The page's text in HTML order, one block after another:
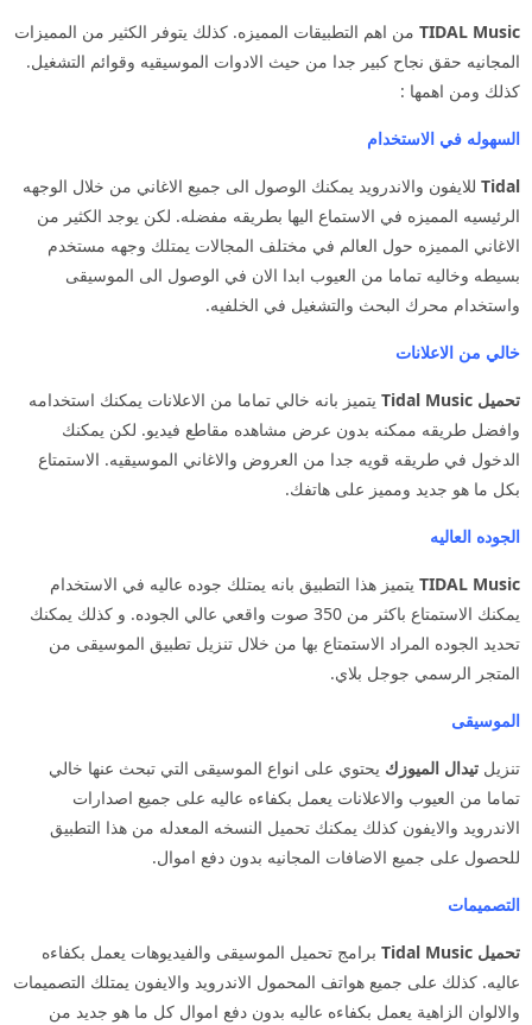
TIDAL Music من اهم التطبيقات المميزه. كذلك يتوفر الكثير من المميزات
المجانيه حقق نجاح كبير جدا من حيث الادوات الموسيقيه وقوائم التشغيل.
كذلك ومن اهمها :
السهوله في الاستخدام
Tidal للايفون والاندرويد يمكنك الوصول الى جميع الاغاني من خلال الوجهه
الرئيسيه المميزه في الاستماع اليها بطريقه مفضله. لكن يوجد الكثير من
الاغاني المميزه حول العالم في مختلف المجالات يمتلك وجهه مستخدم
بسيطه وخاليه تماما من العيوب ابدا الان في الوصول الى الموسيقى
واستخدام محرك البحث والتشغيل في الخلفيه.
خالي من الاعلانات
تحميل Tidal Music
يتميز بانه خالي تماما من الاعلانات يمكنك استخدامه
وافضل طريقه ممكنه بدون عرض مشاهده مقاطع فيديو. لكن يمكنك
الدخول في طريقه قويه جدا من العروض والاغاني الموسيقيه. الاستمتاع
بكل ما هو جديد ومميز على هاتفك.
الجوده العاليه
TIDAL Music يتميز هذا التطبيق بانه يمتلك جوده عاليه في الاستخدام
يمكنك الاستمتاع باكثر من 350 صوت واقعي عالي الجوده. و كذلك يمكنك
تحديد الجوده المراد الاستمتاع بها من خلال تنزيل تطبيق الموسيقى من
المتجر الرسمي جوجل بلاي.
الموسيقى
تنزيل تيدال الميوزك يحتوي على انواع الموسيقى التي تبحث عنها خالي
تماما من العيوب والاعلانات يعمل بكفاءه عاليه على جميع اصدارات
الاندرويد والايفون كذلك يمكنك تحميل النسخه المعدله من هذا التطبيق
للحصول على جميع الاضافات المجانيه بدون دفع اموال.
التصميمات
تحميل Tidal Music
برامج تحميل الموسيقى والفيديوهات يعمل بكفاءه
عاليه. كذلك على جميع هواتف المحمول الاندرويد والايفون يمتلك التصميمات
والالوان الزاهية يعمل بكفاءه عاليه بدون دفع اموال كل ما هو جديد من